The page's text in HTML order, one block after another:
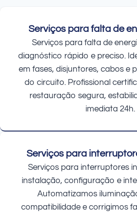
Serviços para falta de
Serviços para falta de
diagnóstico rápido e preciso.
em fases, disjuntores, cabos e
do circuito. Profissional
restauração segura,
imediata 24h.
Serviços para
Serviços para interruptores
instalação, configuração e
Automatizamos
compatibilidade e corrigimos